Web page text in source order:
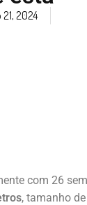
2024
com 26
, tamanho